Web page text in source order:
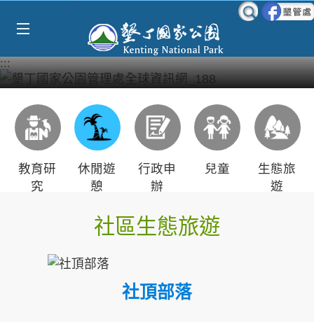
:::
教育研
究
休閒遊
憩
行政申
辦
兒童
生態旅
遊
社區生態旅遊
社頂部落